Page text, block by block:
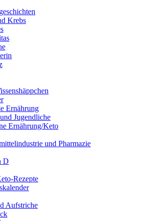
Krebs
Ernährung
Jugendliche
Ernährung/Keto
und Pharmazie
D
Rezepte
Aufstriche